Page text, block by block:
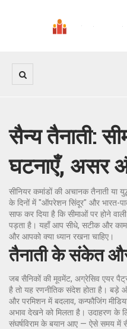
सैन्य तैनाती:
घटनाएँ, असर
सीनियर कमांडों की अचानक तैनाती या
के दिनों में "ऑपरेशन सिंदूर" और भारत-
साफ कर दिया है कि सीमाओं पर होने
पड़ता है। यहाँ आप सीधे, सटीक और
और आपको क्या ध्यान रखना चाहिए।
तैनाती के संकेत
जब सैनिकों की मूवमेंट, अग्रेसिव एयर
है तो यह रणनीतिक संदेश होता है।
और परमिशन में बदलाव, कन्फौजिंग
अभाव देखने को मिलता है। उदाहरण के
संघर्षविराम के बयान आए — ऐसे समय में